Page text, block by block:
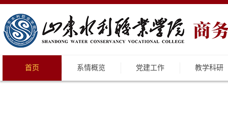
首页 系情概览 党建工作 教学科研